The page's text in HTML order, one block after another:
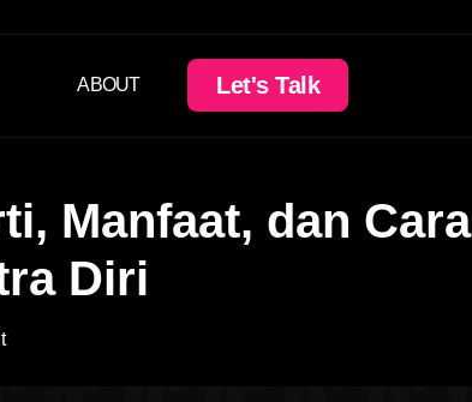
ABOUT Let's Talk
Manfaat, dan Cara
Diri